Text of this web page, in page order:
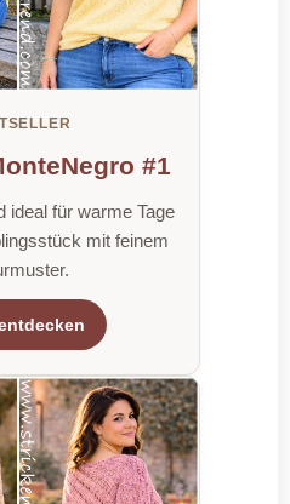
#1
ideal für warme Tage
mit feinem